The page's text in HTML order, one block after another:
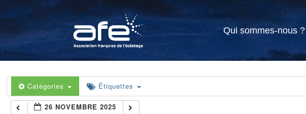
Qui sommes-nous ?
Catégories Étiquettes
26 NOVEMBRE 2025
4 h 00 min
5 h 00 min
6 h 00 min